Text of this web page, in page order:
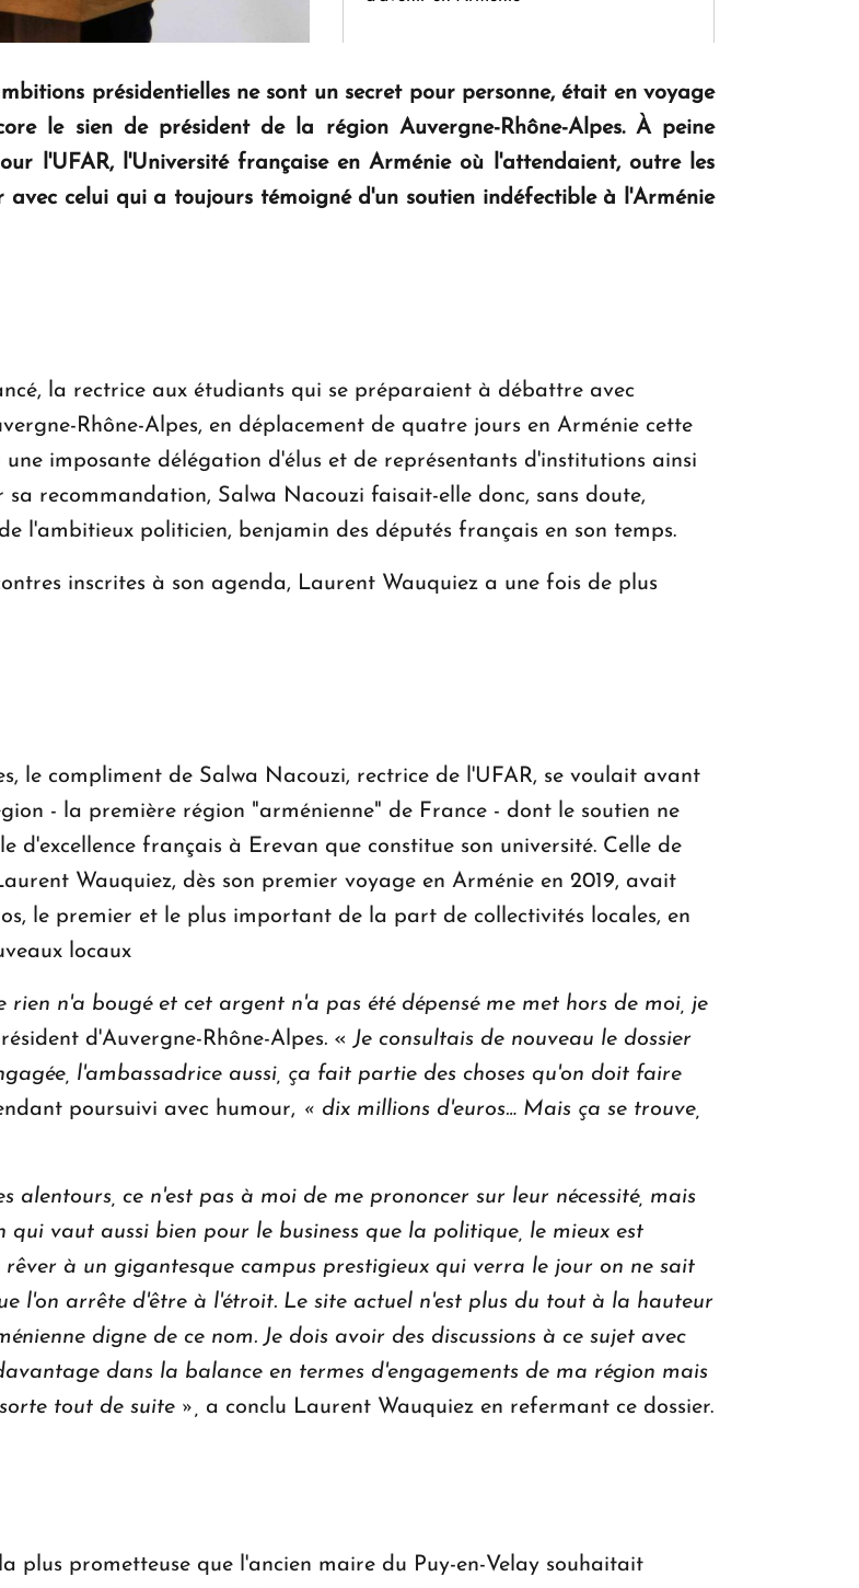
Le premier hôtel Hyatt Regency
d'Arménie ouvrira ses portes à Dilijan
présidentielles ne sont un secret pour personne, était en voyage
le sien de président de la région Auvergne-Rhône-Alpes. À peine
l'UFAR, l'Université française en Arménie où l'attendaient, outre les
celui qui a toujours témoigné d'un soutien indéfectible à l'Arménie
la rectrice aux étudiants qui se préparaient à débattre avec
Rhône-Alpes, en déplacement de quatre jours en Arménie cette
imposante délégation d'élus et de représentants d'institutions ainsi
recommandation, Salwa Nacouzi faisait-elle donc, sans doute,
l'ambitieux politicien, benjamin des députés français en son temps.
inscrites à son agenda, Laurent Wauquiez a une fois de plus
le compliment de Salwa Nacouzi, rectrice de l'UFAR, se voulait avant
- la première région "arménienne" de France - dont le soutien ne
d'excellence français à Erevan que constitue son université. Celle de
Wauquiez, dès son premier voyage en Arménie en 2019, avait
le premier et le plus important de la part de collectivités locales, en
locaux
n'a bougé et cet argent n'a pas été dépensé me met hors de moi, je
d'Auvergne-Rhône-Alpes. « Je consultais de nouveau le dossier
l'ambassadrice aussi, ça fait partie des choses qu'on doit faire
poursuivi avec humour, « dix millions d'euros… Mais ça se trouve,
alentours, ce n'est pas à moi de me prononcer sur leur nécessité, mais
qui vaut aussi bien pour le business que la politique, le mieux est
rêver à un gigantesque campus prestigieux qui verra le jour on ne sait
l'on arrête d'être à l'étroit. Le site actuel n'est plus du tout à la hauteur
digne de ce nom. Je dois avoir des discussions à ce sujet avec
dans la balance en termes d'engagements de ma région mais
tout de suite », a conclu Laurent Wauquiez en refermant ce dossier.
plus prometteuse que l'ancien maire du Puy-en-Velay souhaitait